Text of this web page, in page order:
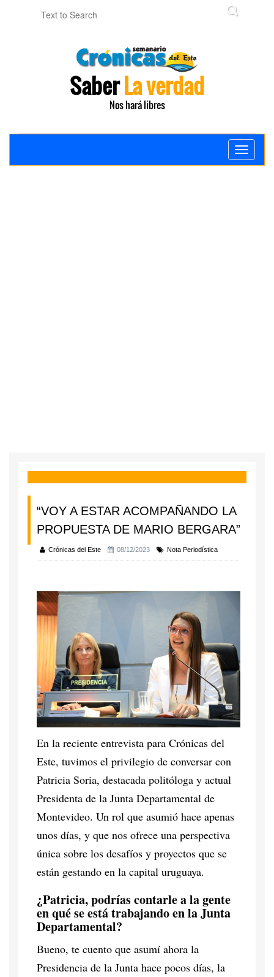
SaberLa verdad
Nos hará libres
Toggle
“VOY A ESTAR ACOMPAÑANDO LA
PROPUESTA DE MARIO BERGARA”
Crónicas del Este 08/12/2023 Nota Periodística
En la reciente entrevista para Crónicas del
Este, tuvimos el privilegio de conversar con
Patricia Soria, destacada politóloga y actual
Presidenta de la Junta Departamental de
Montevideo. Un rol que asumió hace apenas
unos días, y que nos ofrece una perspectiva
única sobre los desafíos y proyectos que se
están gestando en la capital uruguaya.
¿Patricia, podrías contarle a la gente
en qué se está trabajando en la Junta
Departamental?
Bueno, te cuento que asumí ahora la
Presidencia de la Junta hace pocos días, la